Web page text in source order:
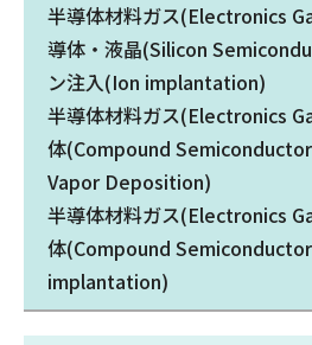
半導体材料ガス(Electronics
導体・液晶(Silicon
ン注入(Ion implantation)
半導体材料ガス(Electronics
体(Compound
Vapor Deposition)
半導体材料ガス(Electronics
体(Compound
implantation)